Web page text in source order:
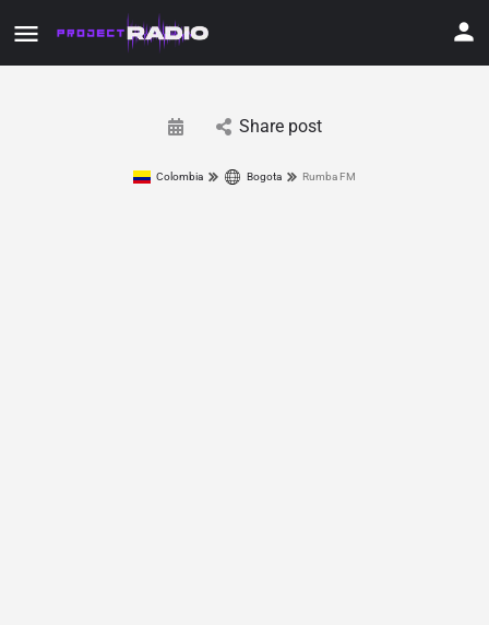
Share post
Colombia Bogota Rumba FM